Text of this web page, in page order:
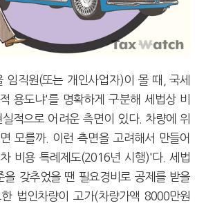
임직원(또는 개인사업자)이 몰 때, 국세
용도냐'를 명확하게 구분해 세법상 비
적으로 어려운 측면이 있다. 차량에 위
모를까. 이런 측면을 고려해서 만들어
비용 특례제도(2016년 시행)'다. 세법
을 갖추었을 땐 필요경비로 공제를 받을
법인차량이 고가(차량가액 8000만원